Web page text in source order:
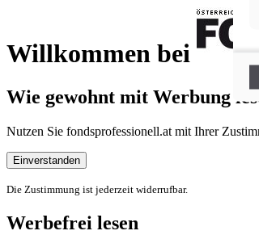
Willkommen bei
Wie gewohnt mit Werbung
Nutzen Sie fondsprofessionell.at mit Ihrer
Einverstanden
Die Zustimmung ist jederzeit widerrufbar.
Werbefrei lesen